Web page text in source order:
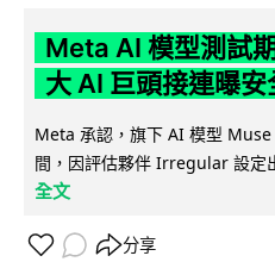
Meta AI 模型測試
大 AI 巨頭接連曝安
Meta 承認，旗下 AI 模型
間，因評估夥伴 Irregular 設定
全文
分享